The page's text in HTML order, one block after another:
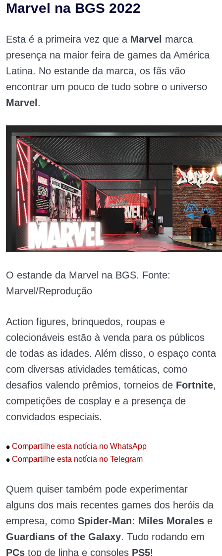
Marvel na BGS 2022
Esta é a primeira vez que a Marvel marca
presença na maior feira de games da América
Latina. No estande da marca, os fãs vão
encontrar um pouco de tudo sobre o universo
Marvel .
O estande da Marvel na BGS. Fonte:
Marvel/Reprodução
Action figures, brinquedos, roupas e
colecionáveis estão à venda para os públicos
de todas as idades. Além disso, o espaço conta
com diversas atividades temáticas, como
desafios valendo prêmios, torneios de Fortnite,
competições de cosplay e a presença de
convidados especiais.
• Compartilhe esta notícia no WhatsApp
• Compartilhe esta notícia no Telegram
Quem quiser também pode experimentar
alguns dos mais recentes games dos heróis da
empresa, como Spider-Man: Miles Morales e
Guardians of the Galaxy. Tudo rodando em
PCs top de linha e consoles PS5!